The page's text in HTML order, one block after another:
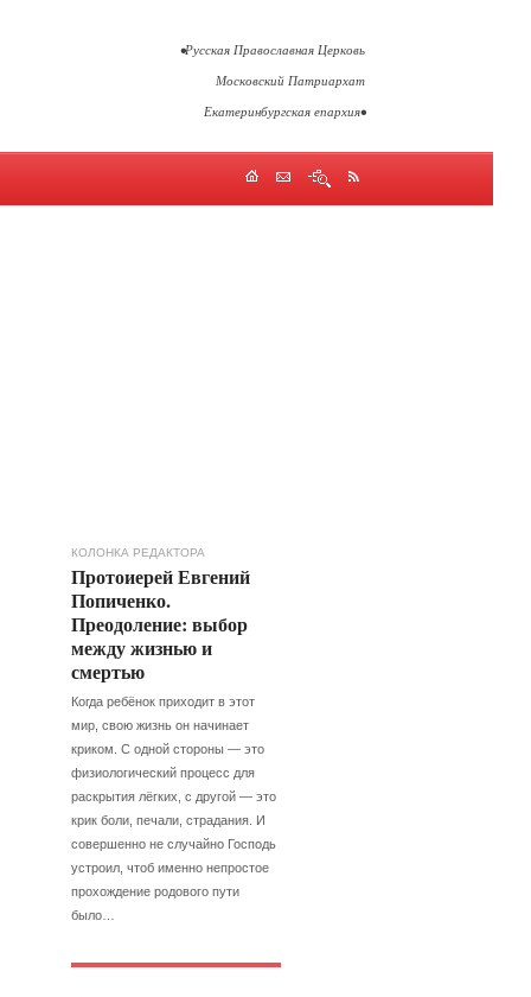
•Русская Православная Церковь
Московский Патриархат
Екатеринбургская епархия•
КОЛОНКА РЕДАКТОРА
Протоиерей Евгений
Попиченко.
Преодоление: выбор
между жизнью и
смертью
Когда ребёнок приходит в этот
мир, свою жизнь он начинает
криком. С одной стороны — это
физиологический процесс для
раскрытия лёгких, с другой — это
крик боли, печали, страдания. И
совершенно не случайно Господь
устроил, чтоб именно непростое
прохождение родового пути
было…